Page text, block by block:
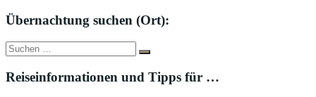
Übernachtung suchen (Ort):
Suche
nach:
Suchen
Reiseinformationen und Tipps für …